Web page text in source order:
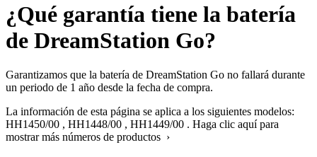
¿Qué garantía tiene la batería
de DreamStation Go?
Garantizamos que la batería de DreamStation Go no fallará durante
un periodo de 1 año desde la fecha de compra.
La información de esta página se aplica a los siguientes modelos:
HH1450/00 , HH1448/00 , HH1449/00 . Haga clic aquí para
mostrar más números de productos ›